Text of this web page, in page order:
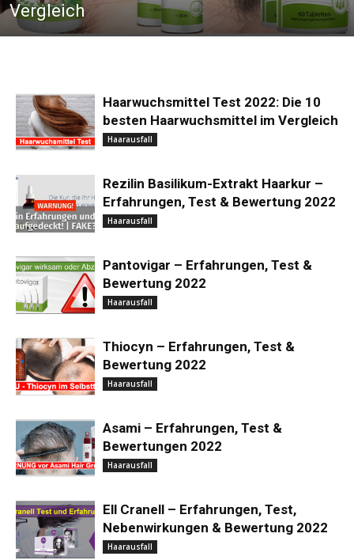
Vergleich
Haarwuchsmittel Test 2022: Die 10
besten Haarwuchsmittel im Vergleich
Haarausfall
Rezilin Basilikum-Extrakt Haarkur –
Erfahrungen, Test & Bewertung 2022
Haarausfall
Pantovigar – Erfahrungen, Test &
Bewertung 2022
Haarausfall
Thiocyn – Erfahrungen, Test &
Bewertung 2022
Haarausfall
Asami – Erfahrungen, Test &
Bewertungen 2022
Haarausfall
Ell Cranell – Erfahrungen, Test,
Nebenwirkungen & Bewertung 2022
Haarausfall